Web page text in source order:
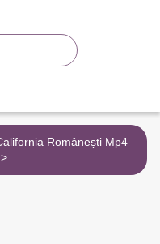
Românești Mp4
Filme Biz >